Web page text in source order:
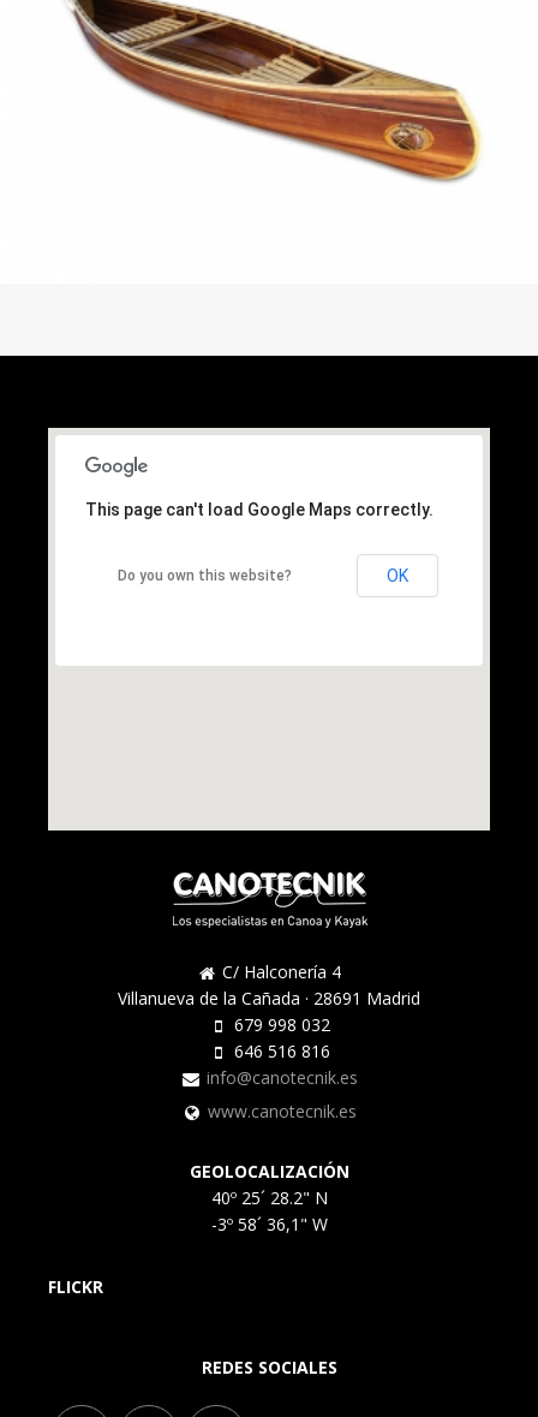
This page can't load Google Maps correctly.
Do you own this website? OK
C/ Halconería 4
Villanueva de la Cañada · 28691 Madrid
679 998 032
646 516 816
info@canotecnik.es
www.canotecnik.es
GEOLOCALIZACIÓN
40º 25´ 28.2" N
-3º 58´ 36,1" W
FLICKR
REDES SOCIALES